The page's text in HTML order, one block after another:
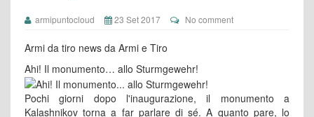
armipuntocloud 23 Set 2017 No comment
Armi da tiro news da Armi e Tiro
Ahi! Il monumento… allo Sturmgewehr!
Pochi giorni dopo l'inaugurazione, il monumento a
Kalashnikov torna a far parlare di sé. A quanto pare, lo